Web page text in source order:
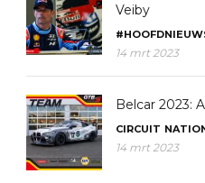
Veiby
14 mrt 2023
Belcar 2023:
CIRCUIT
14 mrt 2023